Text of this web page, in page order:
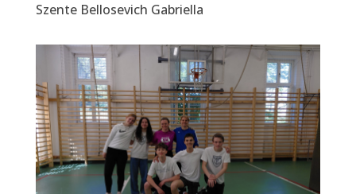
Szente Bellosevich Gabriella